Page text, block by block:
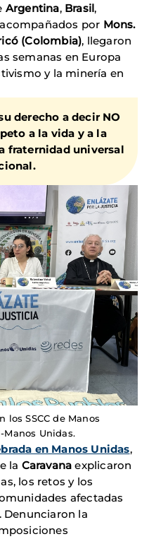
Argentina, Brasil,
por Mons.
(Colombia), llegaron
semanas en Europa
y la minería en
derecho a decir NO
a la vida y a la
fraternidad universal
los SSCC de Manos
Manos Unidas.
en Manos Unidas,
la Caravana explicaron
los retos y los
afectadas
Denunciaron la